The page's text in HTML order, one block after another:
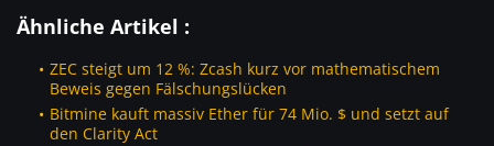
Ähnliche Artikel :
ZEC steigt um 12 %: Zcash kurz vor mathematischem
Beweis gegen Fälschungslücken
Bitmine kauft massiv Ether für 74 Mio. $ und setzt auf
den Clarity Act